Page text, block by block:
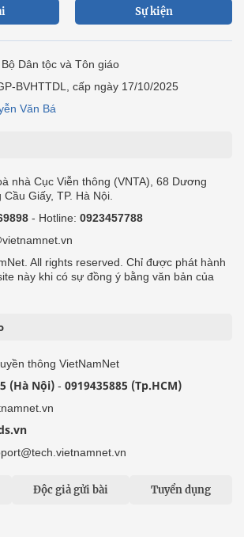
Sự kiện
Dân tộc và Tôn giáo
BVHTTDL, cấp ngày 17/10/2025
Văn Bá
nhà Cục Viễn thông (VNTA), 68 Dương
Giấy, TP. Hà Nội.
- Hotline: 0923457788
All rights reserved. Chỉ được phát hành
này khi có sự đồng ý bằng văn bản của
thông VietNamNet
(Hà Nội) - 0919435885 (Tp.HCM)
Độc giả gửi bài Tuyển dụng